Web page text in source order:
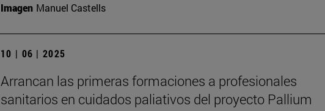
Imagen Manuel Castells
10 | 06 | 2025
Arrancan las primeras formaciones a profesionales
sanitarios en cuidados paliativos del proyecto Pallium